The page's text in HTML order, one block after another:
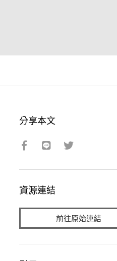
分享本文
資源連結
前往原始連結